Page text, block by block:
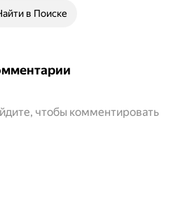
в Поиске
чтобы комментировать